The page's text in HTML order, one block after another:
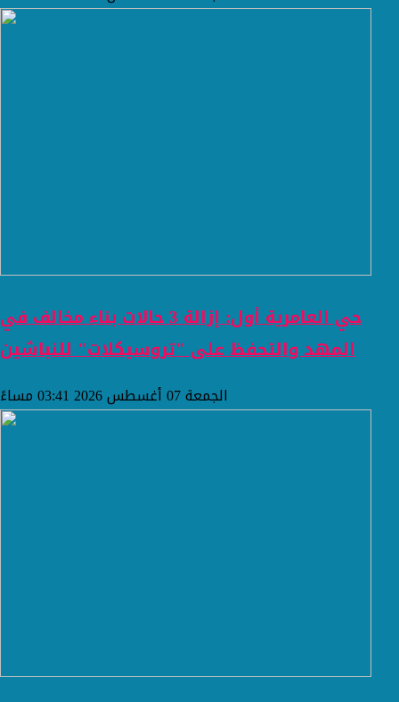
حي العامرية أول: إزالة 3 حالات بناء مخالف في
المهد والتحفظ على "تروسيكلات" للنباشين
الجمعة 07 أغسطس 2026 03:41 مساءً